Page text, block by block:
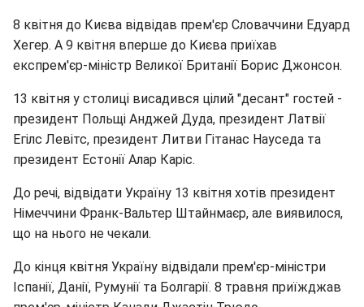
8 квітня до Києва відвідав прем'єр Словаччини Едуард
Хегер. А 9 квітня вперше до Києва приїхав
експрем'єр-міністр Великої Британії Борис Джонсон.
13 квітня у столиці висадився цілий "десант" гостей -
президент Польщі Анджей Дуда, президент Латвії
Егілс Левітс, президент Литви Гітанас Науседа та
президент Естонії Алар Каріс.
До речі, відвідати Україну 13 квітня хотів президент
Німеччини Франк-Вальтер Штайнмаєр, але виявилося,
що на нього не чекали.
До кінця квітня Україну відвідали прем'єр-міністри
Іспанії, Данії, Румунії та Болгарії. 8 травня приїжджав